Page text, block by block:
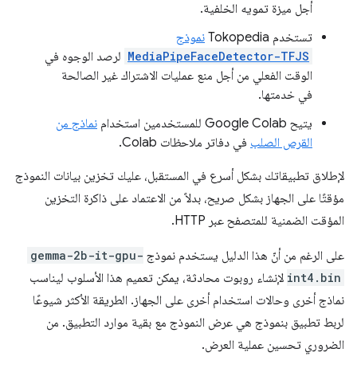
أجل ميزة تمويه الخلفية.
تستخدم Tokopedia
نموذج
MediaPipeFaceDetector-TFJS لرصد الوجوه في
الوقت الفعلي من أجل منع عمليات الاشتراك غير الصالحة
في خدمتها.
يتيح Google Colab للمستخدمين استخدام
نماذج من
القرص الصلب في دفاتر ملاحظات Colab.
لإطلاق تطبيقاتك بشكل أسرع في المستقبل، عليك تخزين بيانات النموذج
مؤقتًا على الجهاز بشكل صريح، بدلاً من الاعتماد على ذاكرة التخزين
المؤقت الضمنية للمتصفح عبر HTTP.
على الرغم من أنّ هذا الدليل يستخدم نموذج gemma-2b-it-gpu-
int4.bin لإنشاء روبوت محادثة، يمكن تعميم هذا الأسلوب ليناسب
نماذج أخرى وحالات استخدام أخرى على الجهاز. الطريقة الأكثر شيوعًا
لربط تطبيق بنموذج هي عرض النموذج مع بقية موارد التطبيق. من
الضروري تحسين عملية العرض.